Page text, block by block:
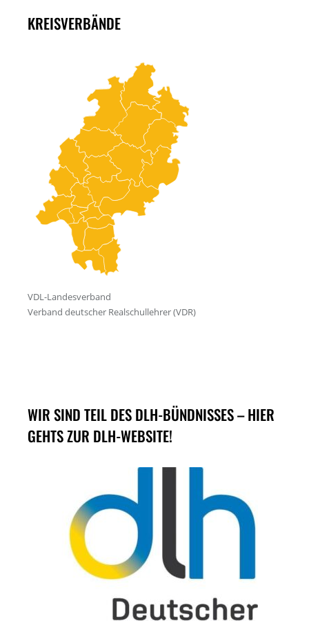
KREISVERBÄNDE
WIR SIND TEIL DES DLH-BÜNDNISSES – HIER
GEHTS ZUR DLH-WEBSITE!